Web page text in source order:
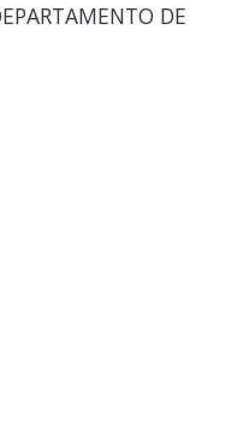
DE